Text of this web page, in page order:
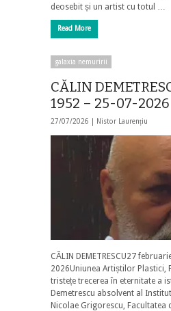
deosebit și un artist cu totul …
Read More
galaxia nemuririi
CĂLIN
1952 – 25-07-2026
27/07/2026 | Nistor Laurențiu
CĂLIN DEMETRESCU27
2026Uniunea Artiștilor Plastici,
tristețe trecerea în eternitate a
Demetrescu absolvent al
Nicolae Grigorescu, Facultatea